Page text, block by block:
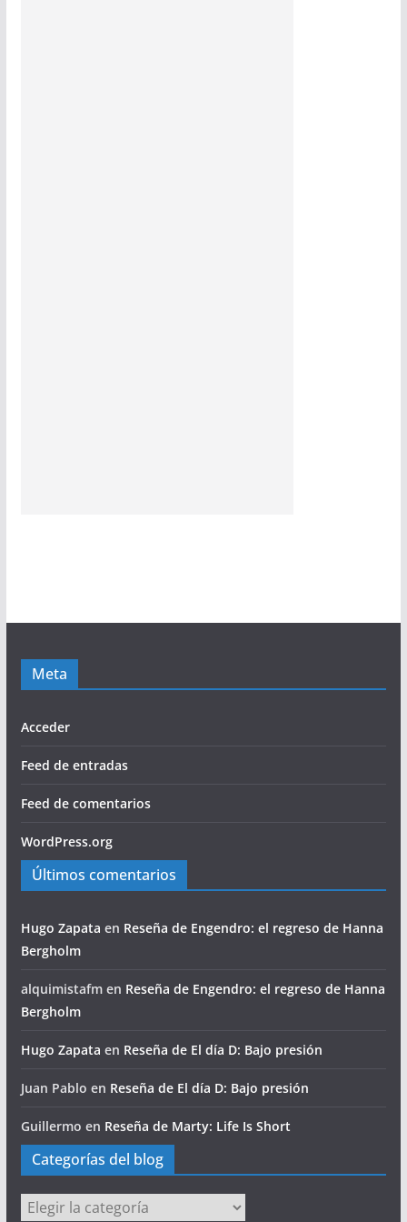
Meta
Acceder
Feed de entradas
Feed de comentarios
WordPress.org
Últimos comentarios
Hugo Zapata en Reseña de Engendro: el regreso de Hanna
Bergholm
alquimistafmen Reseña de Engendro: el regreso de Hanna
Bergholm
Hugo Zapata en Reseña de El día D: Bajo presión
Juan Pablo en Reseña de El día D: Bajo presión
Guillermo en Reseña de Marty: Life Is Short
Categorías del blog
Categorías